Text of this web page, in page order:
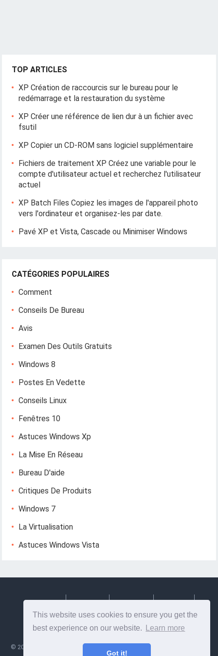
This website uses cookies to ensure you get the
best experience on our website.
Learn more
Got it!
TOP ARTICLES
XP Création de raccourcis sur le bureau pour le
redémarrage et la restauration du système
XP Créer une référence de lien dur à un fichier avec
fsutil
XP Copier un CD-ROM sans logiciel supplémentaire
Fichiers de traitement XP Créez une variable pour le
compte d'utilisateur actuel et recherchez l'utilisateur
actuel
XP Batch Files Copiez les images de l'appareil photo
vers l'ordinateur et organisez-les par date.
Pavé XP et Vista, Cascade ou Minimiser Windows
CATÉGORIES POPULAIRES
Comment
Conseils De Bureau
Avis
Examen Des Outils Gratuits
Windows 8
Postes En Vedette
Conseils Linux
Fenêtres 10
Astuces Windows Xp
La Mise En Réseau
Bureau D'aide
Critiques De Produits
Windows 7
La Virtualisation
Astuces Windows Vista
© 2026 Lesptitesaffairesdemayl
- Conseils et informations utiles sur la